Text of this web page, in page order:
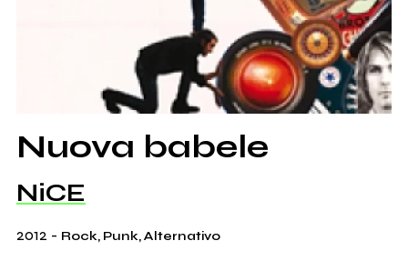
Nuova babele
NiCE
2012 - Rock, Punk, Alternativo